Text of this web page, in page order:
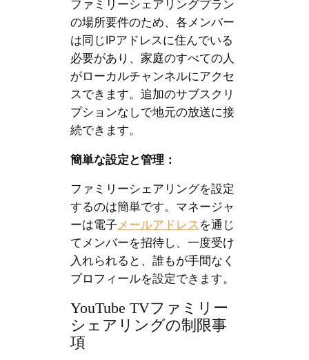
ファミリーシェアリングプラン
の場所要件のため、各メンバー
は同じIPアドレスに住んでいる
必要があり、家庭のすべての人
がローカルチャンネルにアクセ
スできます。追加のサブスクリ
プションなしで地元の放送に接
続できます。
簡単な設定と管理：
ファミリーシェアリングを設定
するのは簡単です。マネージャ
ーは電子メールアドレス を通じ
てメンバーを招待し、一度受け
入れられると、誰もが手間なく
プロフィールを設定できます。
YouTube TVファミリー
シェアリングの制限事
項